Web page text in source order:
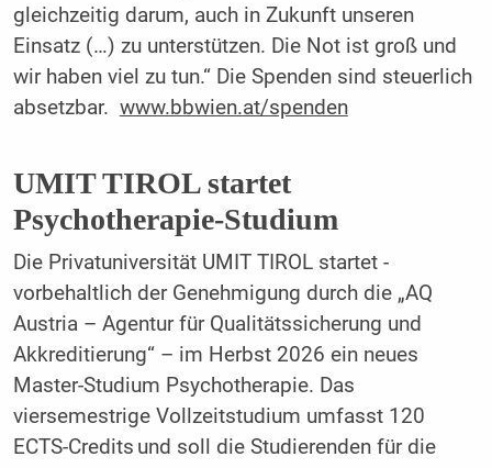
gleichzeitig darum, auch in Zukunft unseren
Einsatz (…) zu unterstützen. Die Not ist groß und
wir haben viel zu tun.“ Die Spenden sind steuerlich
absetzbar. www.bbwien.at/spenden
UMIT TIROL startet
Psychotherapie-Studium
Die Privatuniversität UMIT TIROL startet -
vorbehaltlich der Genehmigung durch die „AQ
Austria – Agentur für Qualitätssicherung und
Akkreditierung“ – im Herbst 2026 ein neues
Master-Studium Psychotherapie. Das
viersemestrige Vollzeitstudium umfasst 120
ECTS-Credits und soll die Studierenden für die